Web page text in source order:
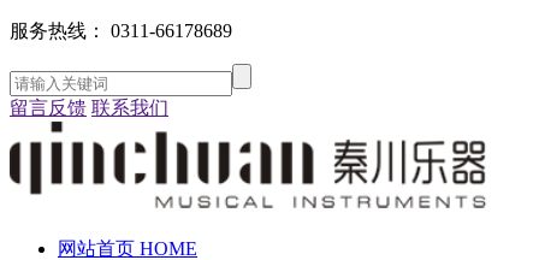
服务热线： 0311-66178689
留言反馈 联系我们
网站首页 HOME